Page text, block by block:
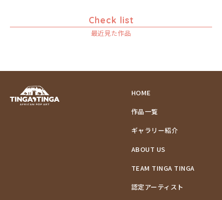
Check list
最近見た作品
HOME
作品一覧
ギャラリー紹介
ABOUT US
TEAM TINGA TINGA
認定アーティスト